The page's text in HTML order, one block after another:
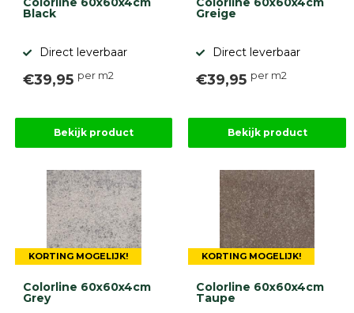
Straatklinkers
Betonbanden
Palissades
Stapelblokken
Grind
Halfverharding
Afwatering
Beplantings
betonelementen
Overig
Kunstgras
Black
Direct leverbaar
€39,95 per m2
Bekijk product
Greige
Direct leverbaar
€39,95 per m2
Bekijk product
KORTING MOGELIJK!
Colorline 60x60x4cm
Grey
KORTING MOGELIJK!
Colorline 60x60x4cm
Taupe